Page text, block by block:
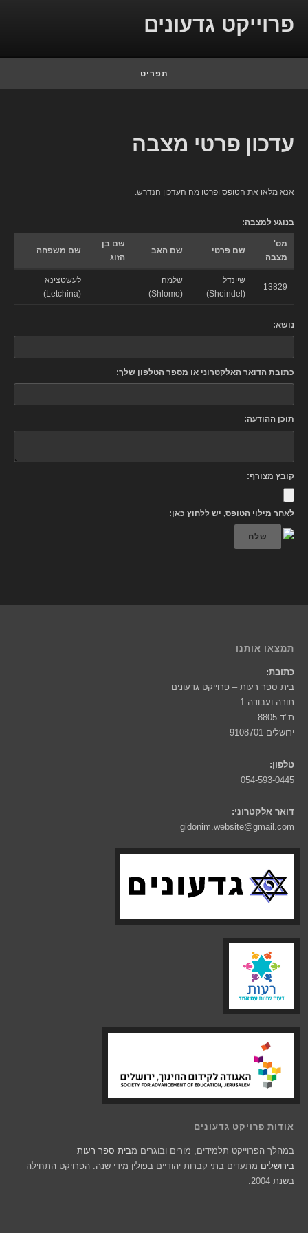
פרוייקט גדעונים
תפריט
עדכון פרטי מצבה
אנא מלאו את הטופס ופרטו מה העדכון הנדרש.
בנוגע למצבה:
מס'
מצבה
שם פרטי שם האב
שם בן
הזוג
שם משפחה
13829
שיינדל
(Sheindel)
שלמה
(Shlomo)
לעשטצינא
(Letchina)
נושא:
כתובת הדואר האלקטרוני או מספר הטלפון שלך:
תוכן ההודעה:
קובץ מצורף:
לאחר מילוי הטופס, יש ללחוץ כאן:
שלח
תמצאו אותנו
כתובת:
בית ספר רעות – פרוייקט גדעונים
תורה ועבודה 1
ת"ד 8805
ירושלים 9108701
טלפון:
054-593-0445
דואר אלקטרוני:
gidonim.website@gmail.com
אודות פרויקט גדעונים
במהלך הפרוייקט תלמידים, מורים ובוגרים מבית ספר רעות
בירושלים מתעדים בתי קברות יהודיים בפולין מידי שנה. הפרויקט התחילה
בשנת 2004.